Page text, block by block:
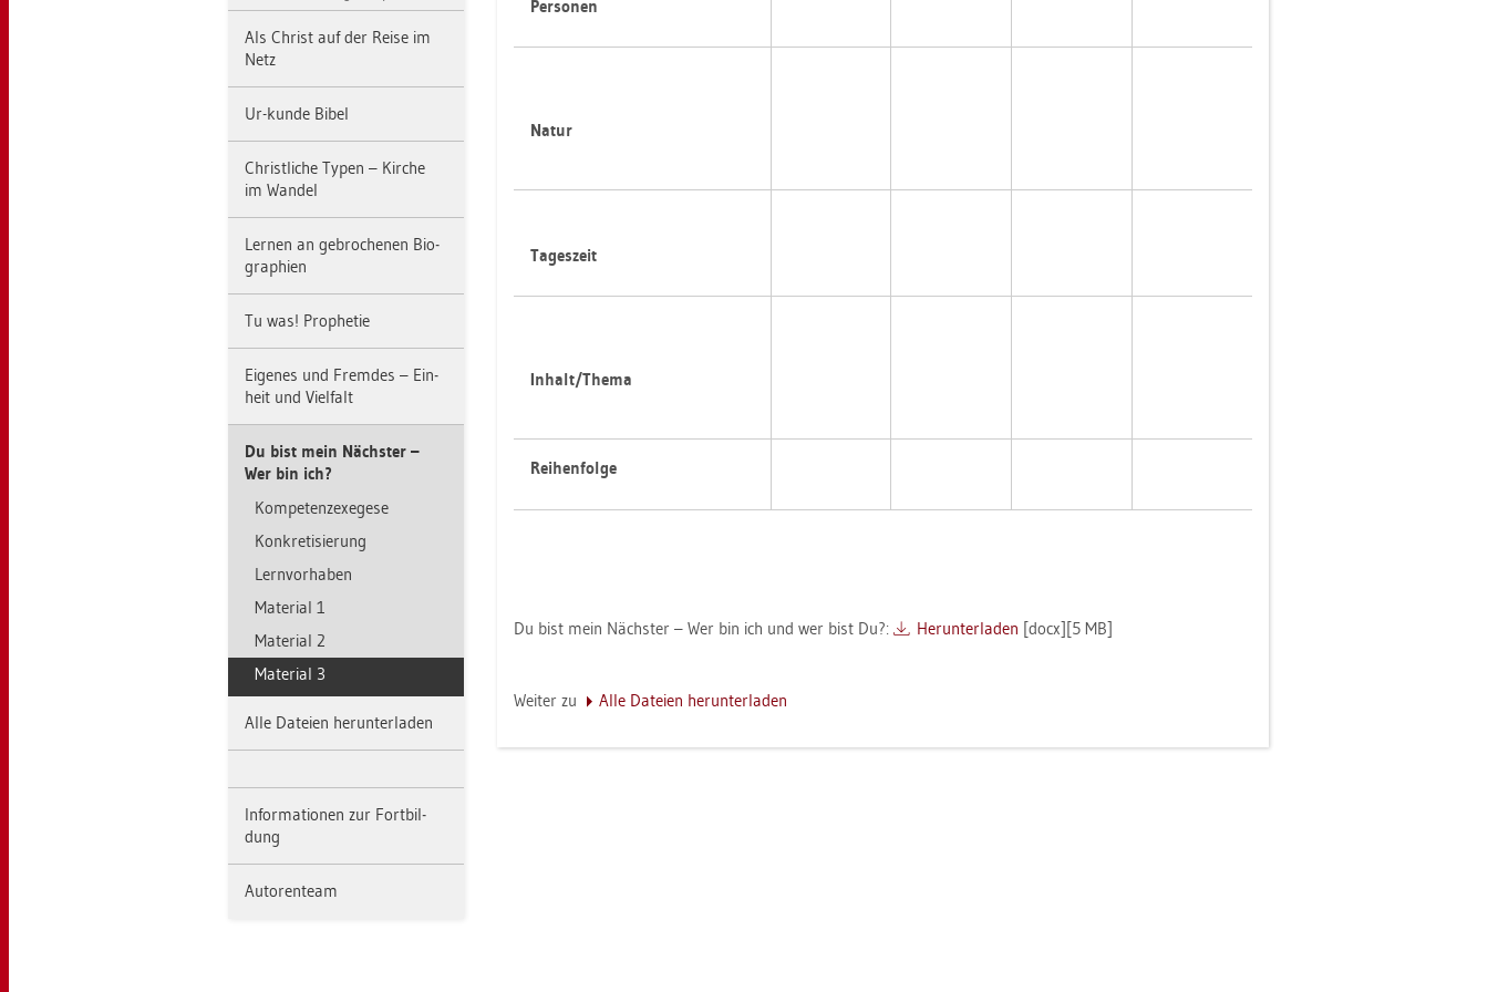
Als Christ auf der Reise im
Netz
Ur-kunde Bibel
Christ­li­che Typen – Kir­che
im Wan­del
Ler­nen an ge­bro­che­nen Bio­
gra­phi­en
Tu was! Pro­phe­tie
Ei­ge­nes und Frem­des – Ein­
heit und Viel­falt
Du bist mein Nächs­ter –
Wer bin ich?
Kom­pe­tenz­e­x­ege­se
Kon­kre­ti­sie­rung
Lern­vor­ha­ben
Ma­te­ri­al 1
Ma­te­ri­al 2
Ma­te­ri­al 3
Alle Da­tei­en her­un­ter­la­den
In­for­ma­tio­nen zur Fort­bil­
dung
Au­to­ren­team
Per­so­nen
Natur
Ta­ges­zeit
In­halt/Thema
Rei­hen­fol­ge
Du bist mein Nächs­ter – Wer bin ich und wer bist Du?: Her­un­ter­la­den [docx][5 MB]
Wei­ter zu Alle Da­tei­en her­un­ter­la­den